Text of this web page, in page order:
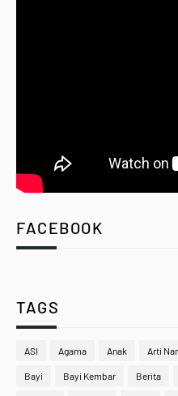
FACEBOOK
TAGS
ASI Agama Anak Arti
Bayi Bayi Kembar Berita